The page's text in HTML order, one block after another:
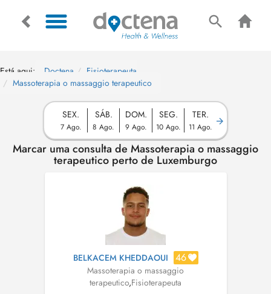
Está aqui: Doctena
Fisioterapeuta
Massoterapia o massaggio terapeutico
SEX.
7 Ago.
SÁB.
8 Ago.
DOM.
9 Ago.
SEG.
10 Ago.
TER.
11 Ago.
Marcar uma consulta de Massoterapia o massaggio
terapeutico perto de Luxemburgo
BELKACEM KHEDDAOUI 46
Massoterapia o massaggio
terapeutico,Fisioterapeuta